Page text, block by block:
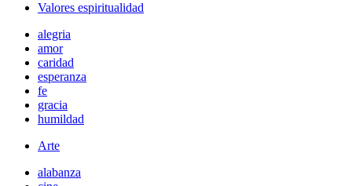
Valores espiritualidad
alegria
amor
caridad
esperanza
fe
gracia
humildad
Arte
alabanza